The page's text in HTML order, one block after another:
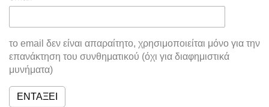
το email δεν είναι απαραίτητο, χρησιμοποιείται μόνο για την
επανάκτηση του συνθηματικού (όχι για διαφημιστικά
μυνήματα)
ΕΝΤΆΞΕΙ